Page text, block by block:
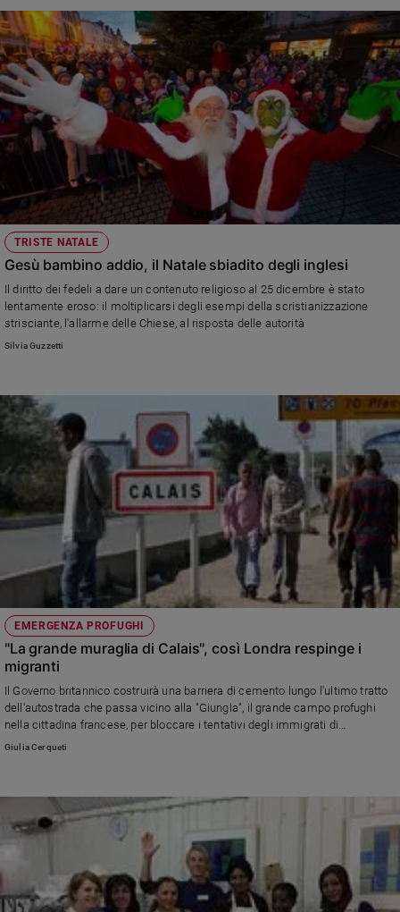
TRISTE NATALE
Gesù bambino addio, il Natale sbiadito degli inglesi
Il diritto dei fedeli a dare un contenuto religioso al 25 dicembre è stato
lentamente eroso: il moltiplicarsi degli esempi della scristianizzazione
strisciante, l'allarme delle Chiese, al risposta delle autorità
Silvia Guzzetti
EMERGENZA PROFUGHI
"La grande muraglia di Calais", così Londra respinge i
migranti
Il Governo britannico costruirà una barriera di cemento lungo l'ultimo tratto
dell'autostrada che passa vicino alla "Giungla", il grande campo profughi
nella cittadina francese, per bloccare i tentativi degli immigrati di
attraversare la Manica a bordo dei camion di passaggio.
Giulia Cerqueti